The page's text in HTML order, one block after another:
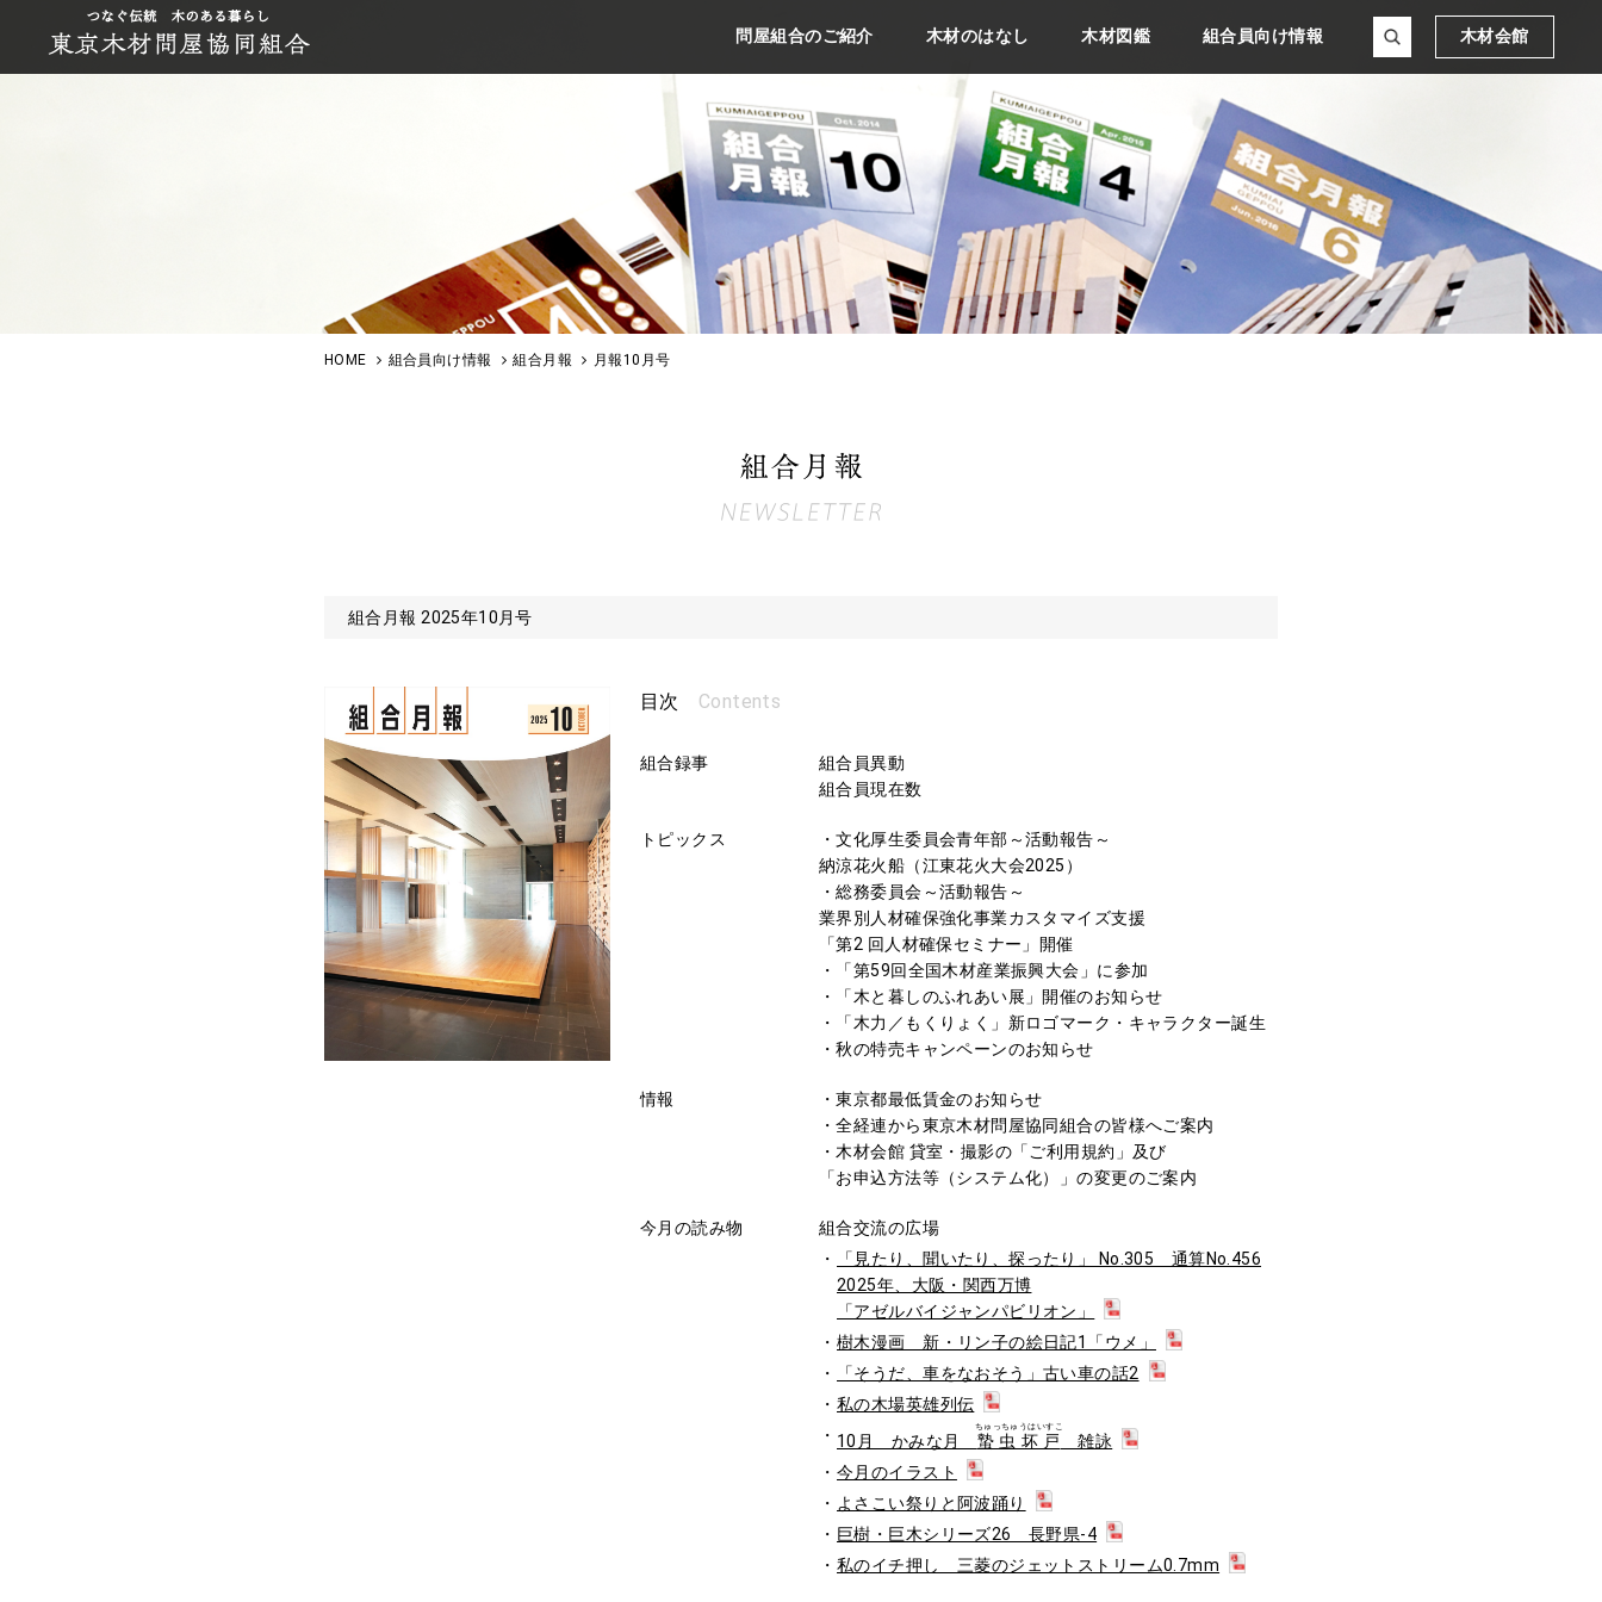
問屋組合のご紹介 木材のはなし 木材図鑑 組合員向け情報 木材会館
HOME 組合員向け情報 組合月報 月報10月号
組合月報 2025年10月号
目次 Contents
組合録事
組合員異動
組合員現在数
トピックス
・文化厚生委員会青年部～活動報告～
納涼花火船（江東花火大会2025）
・総務委員会～活動報告～
業界別人材確保強化事業カスタマイズ支援
「第2 回人材確保セミナー」開催
・「第59回全国木材産業振興大会」に参加
・「木と暮しのふれあい展」開催のお知らせ
・「木力／もくりょく」新ロゴマーク・キャラクター誕生
・秋の特売キャンペーンのお知らせ
情報
・東京都最低賃金のお知らせ
・全経連から東京木材問屋協同組合の皆様へご案内
・木材会館 貸室・撮影の「ご利用規約」及び
「お申込方法等（システム化）」の変更のご案内
今月の読み物
組合交流の広場
「見たり、聞いたり、探ったり」 No.305 通算No.456
2025年、大阪・関西万博
「アゼルバイジャンパビリオン」
樹木漫画 新・リン子の絵日記1「ウメ」
「そうだ、車をなおそう」古い車の話2
私の木場英雄列伝
10月 かみな月 蟄虫坏戸
ちゅっちゅうはいすこ
雑詠
今月のイラスト
よさこい祭りと阿波踊り
巨樹・巨木シリーズ26 長野県-4
私のイチ押し 三菱のジェットストリーム0.7mm